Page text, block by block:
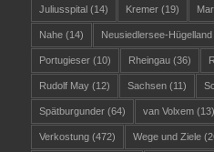
Juliusspital(14) Kremer(19)
Nahe(14) Neusiedlersee-Hügelland
Portugieser(10) Rheingau(36)
Rudolf May(12) Sachsen(11)
Spätburgunder(64) van Volxem(13)
Verkostung(472) Wege und Ziele